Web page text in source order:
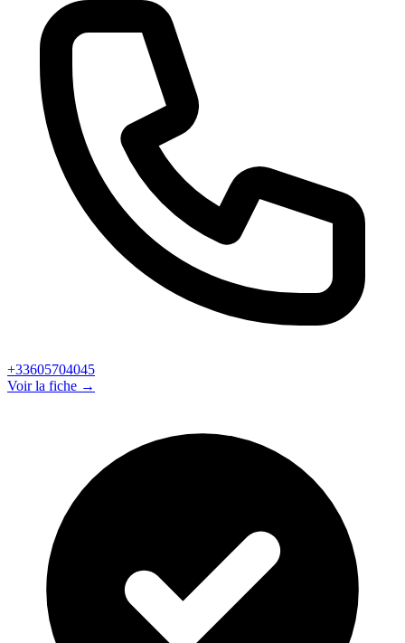
+33605704045
Voir la fiche →